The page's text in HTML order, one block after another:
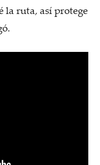
la ruta, así protege